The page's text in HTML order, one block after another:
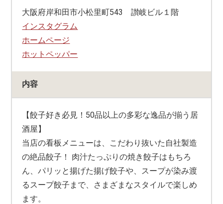
大阪府岸和田市小松里町543 讃岐ビル１階
インスタグラム
ホームページ
ホットペッパー
内容
【餃子好き必見！50品以上の多彩な逸品が揃う居
酒屋】
当店の看板メニューは、こだわり抜いた自社製造
の絶品餃子！ 肉汁たっぷりの焼き餃子はもちろ
ん、パリッと揚げた揚げ餃子や、 スープが染み渡
るスープ餃子まで、さまざまなスタイルで楽しめ
ます。